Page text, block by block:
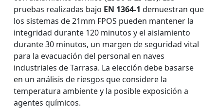
pruebas realizadas bajo EN 1364-1 demuestran que
los sistemas de 21mm FPOS pueden mantener la
integridad durante 120 minutos y el aislamiento
durante 30 minutos, un margen de seguridad vital
para la evacuación del personal en naves
industriales de Tarrasa. La elección debe basarse
en un análisis de riesgos que considere la
temperatura ambiente y la posible exposición a
agentes químicos.